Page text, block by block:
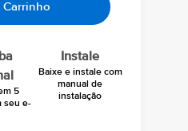
Carrinho
5
seu e-
Instale
Baixe e instale com
manual de
instalação